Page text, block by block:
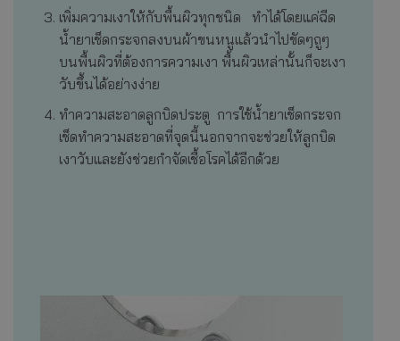
เพิ่มความเงาให้กับพื้นผิวทุกชนิด ทำได้โดยแค่ฉีด
น้ำยาเช็ดกระจกลงบนผ้าขนหนูแล้วนำไปขัดๆถูๆ
บนพื้นผิวที่ต้องการความเงา พื้นผิวเหล่านั้นก็จะเงา
วับขึ้นได้อย่างง่าย
ทำความสะอาดลูกบิดประตู การใช้น้ำยาเช็ดกระจก
เช็ดทำความสะอาดที่จุดนี้นอกจากจะช่วยให้ลูกบิด
เงาวับและยังช่วยกำจัดเชื้อโรคได้อีกด้วย